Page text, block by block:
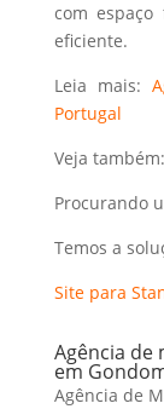
com
eficiente.
Leia mais:
Portugal
Veja também:
Procurando
Temos a
Site para
Agência de
em
Agência de